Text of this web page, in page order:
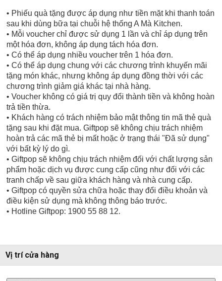
• Phiếu quà tặng được áp dụng như tiền mặt khi thanh toán
sau khi dùng bữa tại chuỗi hệ thống A Mà Kitchen.
• Mỗi voucher chỉ được sử dụng 1 lần và chỉ áp dụng trên
một hóa đơn, không áp dụng tách hóa đơn.
• Có thể áp dụng nhiều voucher trên 1 hóa đơn.
• Có thể áp dụng chung với các chương trình khuyến mãi
tặng món khác, nhưng không áp dụng đồng thời với các
chương trình giảm giá khác tại nhà hàng.
• Voucher không có giá trị quy đổi thành tiền và không hoàn
trả tiền thừa.
• Khách hàng có trách nhiệm bảo mật thông tin mã thẻ quà
tặng sau khi đặt mua. Giftpop sẽ không chịu trách nhiệm
hoàn trả các mã thẻ bị mất hoặc ở trạng thái "Đã sử dụng"
với bất kỳ lý do gì.
• Giftpop sẽ không chịu trách nhiệm đối với chất lượng sản
phẩm hoặc dịch vụ được cung cấp cũng như đối với các
tranh chấp về sau giữa khách hàng và nhà cung cấp.
• Giftpop có quyền sửa chữa hoặc thay đổi điều khoản và
điều kiện sử dụng mà không thông báo trước.
• Hotline Giftpop: 1900 55 88 12.
Vị trí cửa hàng